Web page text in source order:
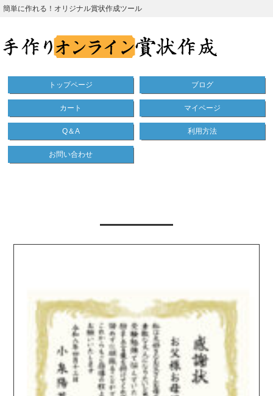
簡単に作れる！オリジナル賞状作成ツール
トップページ ブログ
カート マイページ
Q＆A 利用方法
お問い合わせ